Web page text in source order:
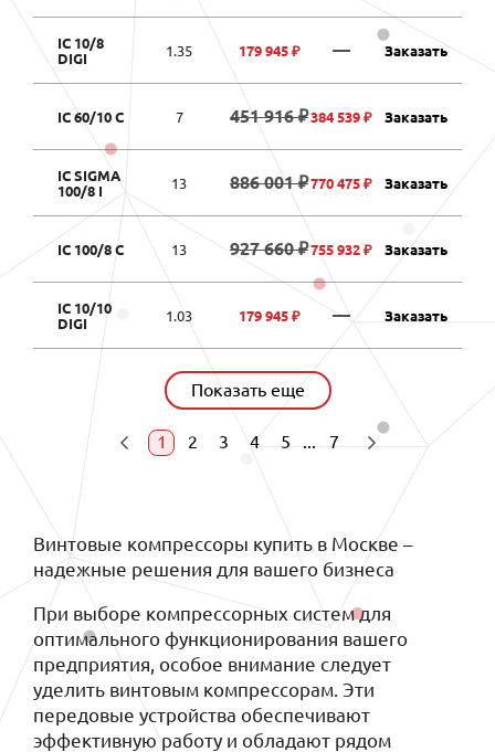
IC 10/8
DIGI
1.35 179 945 ₽ — Заказать
IC 60/10 C 7 451 916 ₽384 539 ₽ Заказать
IC SIGMA
100/8 I
13 886 001 ₽770 475 ₽ Заказать
IC 100/8 C 13 927 660 ₽755 932 ₽ Заказать
IC 10/10
DIGI
1.03 179 945 ₽ — Заказать
Показать еще
1 2 3 4 5 ... 7
Винтовые компрессоры купить в Москве –
надежные решения для вашего бизнеса
При выборе компрессорных систем для
оптимального функционирования вашего
предприятия, особое внимание следует
уделить винтовым компрессорам. Эти
передовые устройства обеспечивают
эффективную работу и обладают рядом